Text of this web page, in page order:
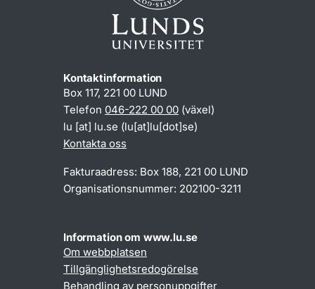
Kontaktinformation
Box 117, 221 00 LUND
Telefon 046-222 00 00 (växel)
lu [at] lu.se (lu[at]lu[dot]se)
Kontakta oss
Fakturaadress: Box 188, 221 00 LUND
Organisationsnummer: 202100-3211
Information om www.lu.se
Om webbplatsen
Tillgänglighetsredogörelse
Behandling av personuppgifter